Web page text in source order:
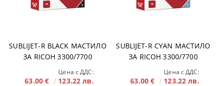
SUBLIJET-R BLACK МАСТИЛО
ЗА RICOH 3300/7700
Цена с ДДС:
63.00 €
123.22 лв.
SUBLIJET-R CYAN МАСТИЛО
ЗА RICOH 3300/7700
Цена с ДДС:
63.00 €
123.22 лв.